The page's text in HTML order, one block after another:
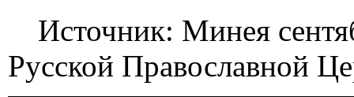
Источник: Минея
Русской Православной